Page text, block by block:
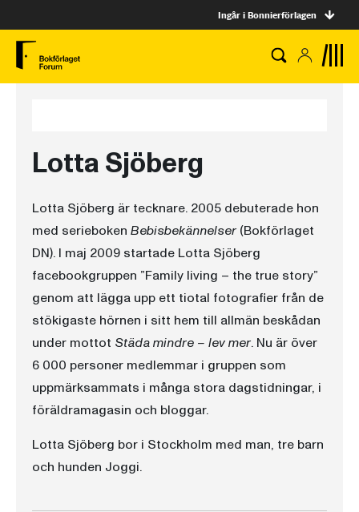
Ingår i Bonnierförlagen
Lotta Sjöberg
Lotta Sjöberg är tecknare. 2005 debuterade hon
med serieboken Bebisbekännelser (Bokförlaget
DN). I maj 2009 startade Lotta Sjöberg
facebookgruppen ”Family living – the true story”
genom att lägga upp ett tiotal fotografier från de
stökigaste hörnen i sitt hem till allmän beskådan
under mottot Städa mindre – lev mer. Nu är över
6 000 personer medlemmar i gruppen som
uppmärksammats i många stora dagstidningar, i
föräldramagasin och bloggar.
Lotta Sjöberg bor i Stockholm med man, tre barn
och hunden Joggi.